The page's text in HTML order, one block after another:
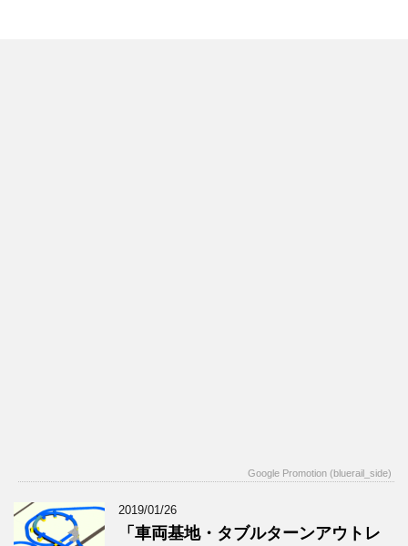
Google Promotion (bluerail_side)
2019/01/26
「車両基地・タブルターンアウトレ